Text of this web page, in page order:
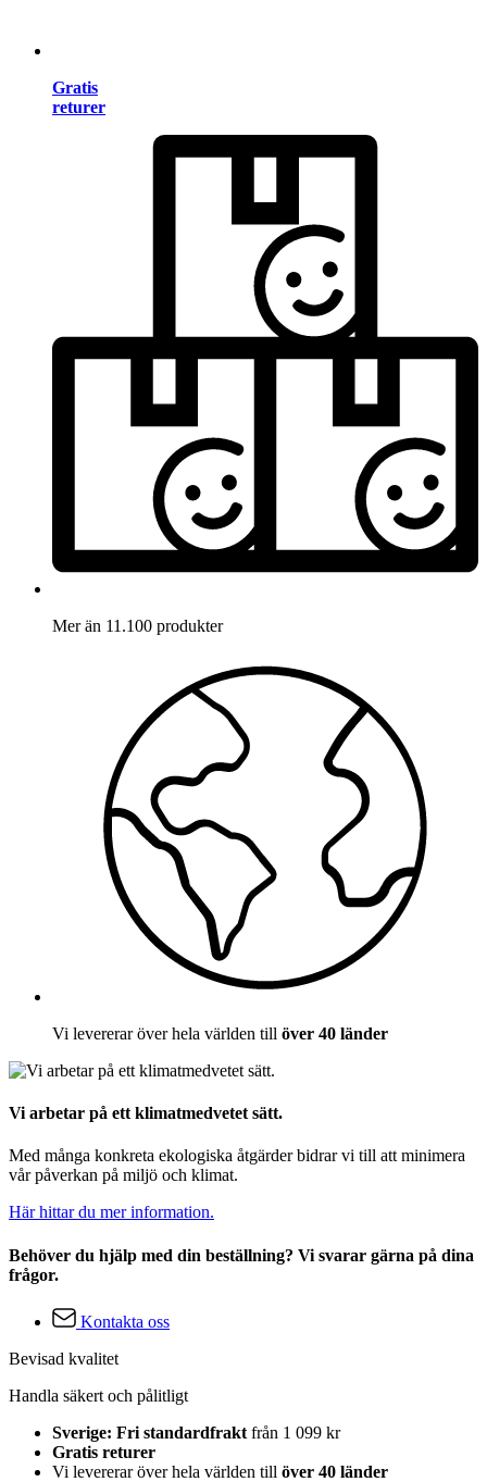
Gratis
returer
Mer än 11.100 produkter
Vi levererar över hela världen till över 40 länder
Vi arbetar på ett klimatmedvetet sätt.
Med många konkreta ekologiska åtgärder bidrar vi till att minimera
vår påverkan på miljö och klimat.
Här hittar du mer information.
Behöver du hjälp med din beställning? Vi svarar gärna på dina
frågor.
Kontakta oss
Bevisad kvalitet
Handla säkert och pålitligt
Sverige: Fri standardfrakt från 1 099 kr
Gratis returer
Vi levererar över hela världen till över 40 länder